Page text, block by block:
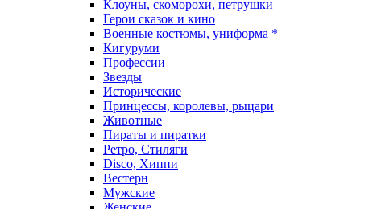
Клоуны, скоморохи, петрушки
Герои сказок и кино
Военные костюмы, униформа *
Кигуруми
Профессии
Звезды
Исторические
Принцессы, королевы, рыцари
Животные
Пираты и пиратки
Ретро, Стиляги
Disco, Хиппи
Вестерн
Мужские